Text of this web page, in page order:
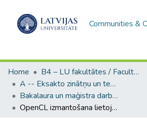
Communities &
Home
B4 – LU fakultātes / Faculties of the UL
A -- Eksakto zinātņu un tehnoloģiju fakultāte / Faculty of Science and Technology
Bakalaura un maģistra darbi (EZTF) / Bachelor's and Master's theses
OpenCL izmantošana lietojumos